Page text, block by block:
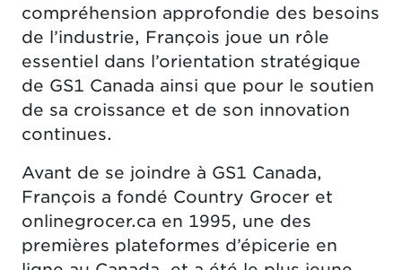
compréhension approfondie des besoins
de l’industrie, François joue un rôle
essentiel dans l’orientation stratégique
de GS1 Canada ainsi que pour le soutien
de sa croissance et de son innovation
continues.
Avant de se joindre à GS1 Canada,
François a fondé Country Grocer et
onlinegrocer.ca en 1995, une des
premières plateformes d’épicerie en